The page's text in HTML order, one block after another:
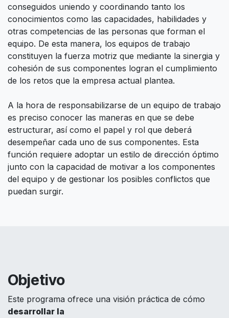
conseguidos uniendo y coordinando tanto los
conocimientos como las capacidades, habilidades y
otras competencias de las personas que forman el
equipo. De esta manera, los equipos de trabajo
constituyen la fuerza motriz que mediante la sinergia y
cohesión de sus componentes logran el cumplimiento
de los retos que la empresa actual plantea.
A la hora de responsabilizarse de un equipo de trabajo
es preciso conocer las maneras en que se debe
estructurar, así como el papel y rol que deberá
desempeñar cada uno de sus componentes. Esta
función requiere adoptar un estilo de dirección óptimo
junto con la capacidad de motivar a los componentes
del equipo y de gestionar los posibles conflictos que
puedan surgir.
Objetivo
Este programa ofrece una visión práctica de cómo
desarrollar la